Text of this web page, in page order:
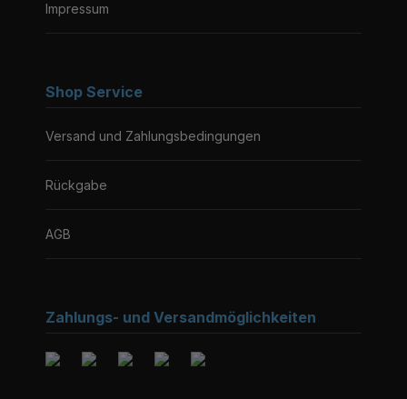
Impressum
Shop Service
Versand und Zahlungsbedingungen
Rückgabe
AGB
Zahlungs- und Versandmöglichkeiten